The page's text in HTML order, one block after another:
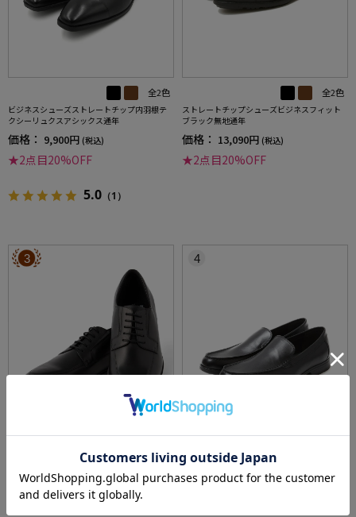
全2色
ビジネスシューズストレートチップ内羽根テ
クシーリュクスアシックス通年
価格： 9,900円 (税込)
★2点目20%OFF
5.0 （1）
全2色
ストレートチップシューズビジネスフィット
ブラック無地通年
価格： 13,090円 (税込)
★2点目20%OFF
3
全2色
【消臭】ビジネスフィットＵチップシューズ
4
全2色